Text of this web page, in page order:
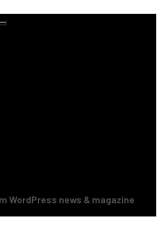
WordPress news & magazine